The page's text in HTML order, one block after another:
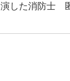
演した消防士